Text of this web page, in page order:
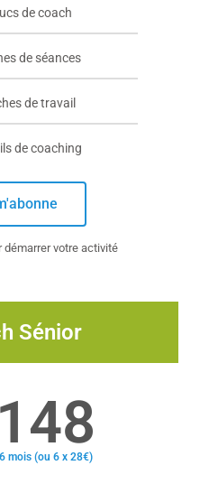
de coach
de séances
de travail
de coaching
démarrer votre activité
Sénior
148
6 mois (ou 6 x 28€)